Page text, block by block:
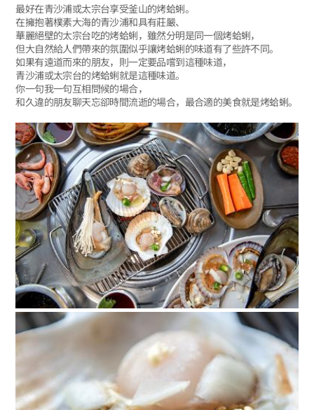
最好在青沙浦或太宗台享受釜山的烤蛤蜊。
在擁抱著樸素大海的青沙浦和具有莊嚴、
華麗絕壁的太宗台吃的烤蛤蜊，雖然分明是同一個烤蛤蜊，
但大自然給人們帶來的氛圍似乎讓烤蛤蜊的味道有了些許不同。
如果有遠道而來的朋友，則一定要品嚐到這種味道，
青沙浦或太宗台的烤蛤蜊就是這種味道。
你一句我一句互相問候的場合，
和久違的朋友聊天忘卻時間流逝的場合，最合適的美食就是烤蛤蜊。